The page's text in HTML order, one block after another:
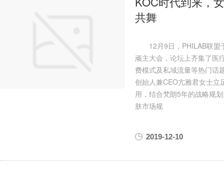
共舞
12月9日，PHILAB联盟
顽主大会，论坛上齐集了医
费模式及私域流量等热门话
创始人兼CEO亢雅君女士立
用，结合梵朗5年的战略规
肤市场规
2019-12-10